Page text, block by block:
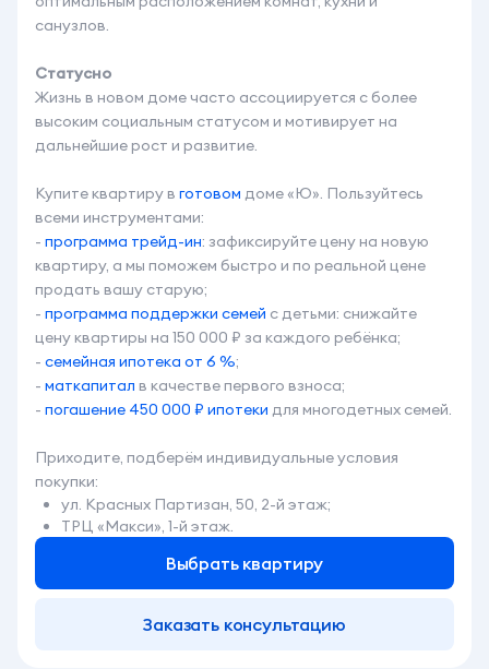
санузлов.
Статусно
Жизнь в новом доме часто ассоциируется с более
высоким социальным статусом и мотивирует на
дальнейшие рост и развитие.
Купите квартиру в готовом доме «Ю». Пользуйтесь
всеми инструментами:
- программа трейд-ин: зафиксируйте цену на новую
квартиру, а мы поможем быстро и по реальной цене
продать вашу старую;
- программа поддержки семей с детьми: снижайте
цену квартиры на 150 000 ₽ за каждого ребёнка;
- семейная ипотека от 6 %;
- маткапитал в качестве первого взноса;
- погашение 450 000 ₽ ипотеки для многодетных семей.
Приходите, подберём индивидуальные условия
покупки:
ул. Красных Партизан, 50, 2-й этаж;
ТРЦ «Макси», 1-й этаж.
Выбрать квартиру
Заказать консультацию